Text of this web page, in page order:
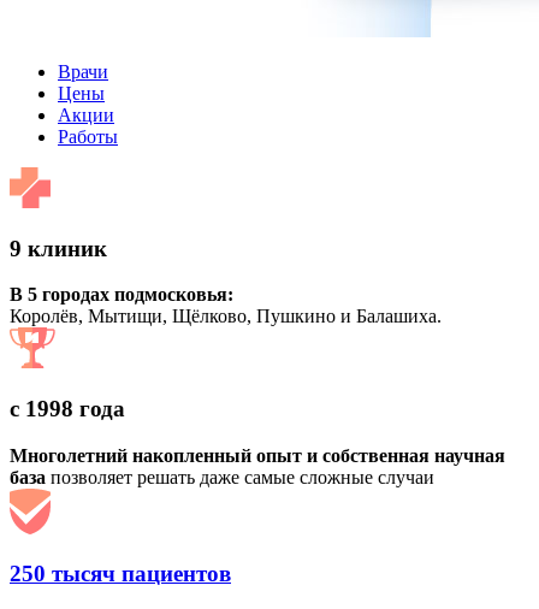
Врачи
Цены
Акции
Работы
9 клиник
В 5 городах подмосковья:
Королёв, Мытищи, Щёлково, Пушкино и Балашиха.
с 1998 года
Многолетний накопленный опыт и собственная научная
база позволяет решать даже самые сложные случаи
250 тысяч пациентов